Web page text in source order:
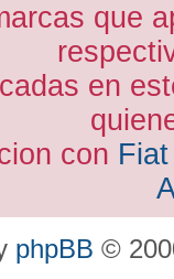
que
en
con
phpBB ©